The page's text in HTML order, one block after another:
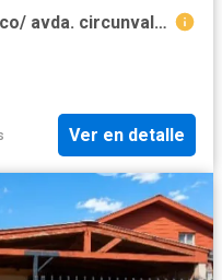
Venta Casa Chillán Pueblo seco/ avda. circunvalación
Ver en detalle